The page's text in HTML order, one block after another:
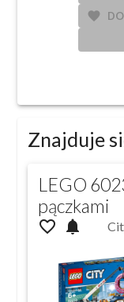
favorite
Znajduje
LEGO
pączkami
favorite_outline notifications